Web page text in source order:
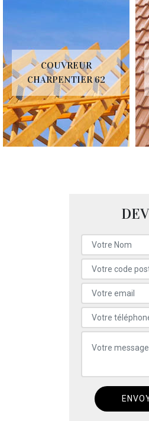
COUVREUR
CHARPENTIER 62